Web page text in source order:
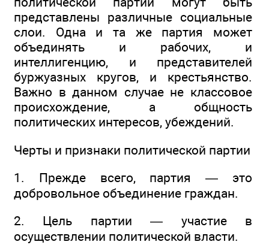
представлены различные социальные
слои. Одна и та же партия может
объединять и рабочих, и
интеллигенцию, и представителей
буржуазных кругов, и крестьянство.
Важно в данном случае не классовое
происхождение, а общность
политических интересов, убеждений.
Черты и признаки политической партии
1. Прежде всего, партия — это
добровольное объединение граждан.
2. Цель партии — участие в
осуществлении политической власти.